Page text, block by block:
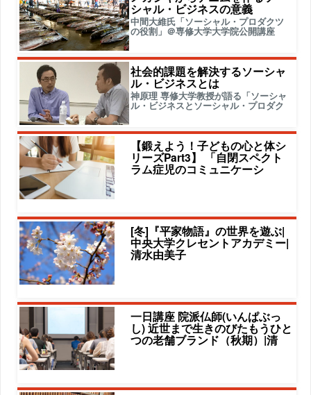
シャル・ビジネスの意義
中間大維氏「ソーシャル・プロダクツ
の役割」＠専修大学大学院公開講座
社会的課題を解決するソーシャ
ル・ビジネスとは
神原理 専修大学教授が語る「ソーシャ
ル・ビジネスとソーシャル・プロダク
【鍛えよう！子どもの心と体シ
リーズPart3】 「自閉スペクト
ラム症児のコミュニケーシ
[冬]『平家物語』の世界を遊ぶ|
中央大学クレセントアカデミー|
清水由美子
一日講座 院派仏師(いんぱぶっ
し) 近世まで生きのびたもうひと
つの老舗ブランド（秋期）|清